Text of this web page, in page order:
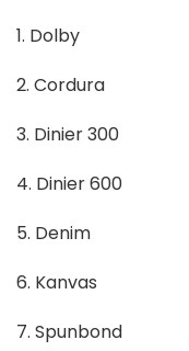
1. Dolby
2. Cordura
3. Dinier 300
4. Dinier 600
5. Denim
6. Kanvas
7. Spunbond